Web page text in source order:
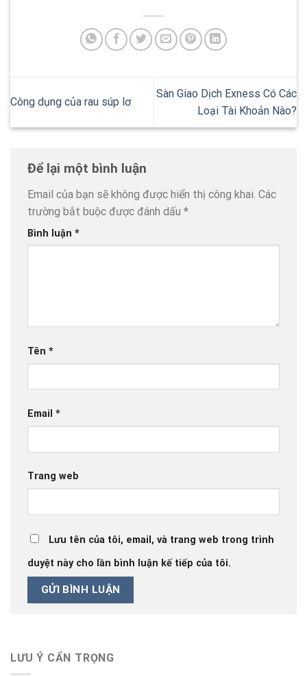
Công dụng của rau súp lơ
Sàn Giao Dịch Exness Có Các
Loại Tài Khoản Nào?
Để lại một bình luận
Email của bạn sẽ không được hiển thị công khai. Các
trường bắt buộc được đánh dấu *
Bình luận *
Tên *
Email *
Trang web
Lưu tên của tôi, email, và trang web trong trình
duyệt này cho lần bình luận kế tiếp của tôi.
LƯU Ý CẨN TRỌNG